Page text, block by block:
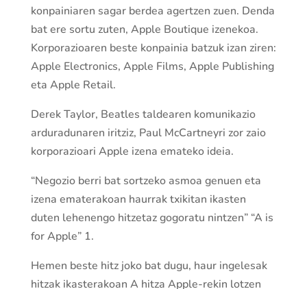
konpainiaren sagar berdea agertzen zuen. Denda
bat ere sortu zuten, Apple Boutique izenekoa.
Korporazioaren beste konpainia batzuk izan ziren:
Apple Electronics, Apple Films, Apple Publishing
eta Apple Retail.
Derek Taylor, Beatles taldearen komunikazio
arduradunaren iritziz, Paul McCartneyri zor zaio
korporazioari Apple izena emateko ideia.
“Negozio berri bat sortzeko asmoa genuen eta
izena ematerakoan haurrak txikitan ikasten
duten lehenengo hitzetaz gogoratu nintzen” “A is
for Apple” 1.
Hemen beste hitz joko bat dugu, haur ingelesak
hitzak ikasterakoan A hitza Apple-rekin lotzen